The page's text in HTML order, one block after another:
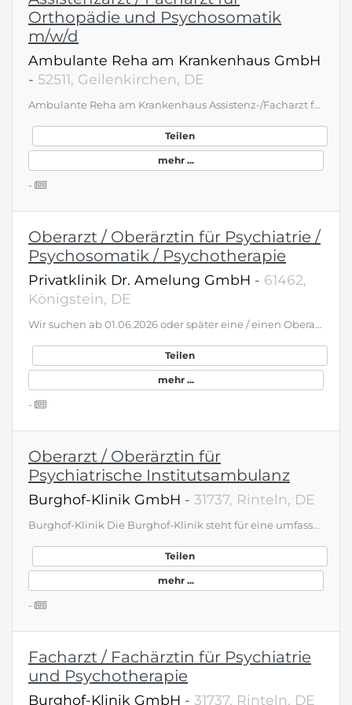
Orthopädie und Psychosomatik
m/w/d
Ambulante Reha am Krankenhaus GmbH
- 52511, Geilenkirchen, DE
Ambulante Reha am Krankenhaus Assistenz-/Facharzt für Orthopädie (m/w/d) Facharzt/Oberarzt für Psychosomatik (m/w/d) Voll-/Teilzeit - Standort Geilenkirchen - Ambulante Rehabiltitation - Weiterbildungsermächtigung Sozialmedizin - Kein Schicht- oder Wochenenddienst - Flexible Arbeitszeiten zwischen 07:30 und 16:30 Uhr Einblicke, Team &amp; offene Stellen www.reha-geilenkirchen.de
Teilen
mehr ...
-
Oberarzt / Oberärztin für Psychiatrie /
Psychosomatik / Psychotherapie
Privatklinik Dr. Amelung GmbH - 61462,
Königstein, DE
Wir suchen ab 01.06.2026 oder später eine / einen Oberarzt / -ärztin in Teil- oder Vollzeit zur Verstärkung unseres medizinisch-therapeutischen Teams. Wir sind ein renommiertes Akutkrankenhaus für Psychiatrie, Psychosomatik und Psychotherapie mit exzellenter Ausstattung, hoher Behandlungsqualität und einem außergewöhnlich wertschätzenden Arbeitsklima. Bei sehr guter personeller Besetzung bieten wir das gesamte Spektrum moderner psychiatrischer und psychotherapeutischer Therapieverfahren an. Innovation ist für uns gelebter Bestandteil der Behandlung: Dazu gehört auch der Einsatz zukunftsweisender Verfahren wie der transkraniellen Magnetstimulation. Unser Anspruch ist eine Behandlung unserer PatientInnen auf höchstem fachlichem Niveau - individuell, wirksam und menschlich zugewandt. Ein respektvoller, vertrauensvoller Umgang mit PatientInnen und Mitarbeitenden prägt dabei unser tägliches Handeln. Wir bieten eine interessante und anspruchsvolle oberärztliche Tätigkeit mit Gestaltungsspielraum, kollegialer Zusammenarbeit und sehr guten Arbeitsbedingungen in einem familiären Umfeld. Sie erwartet eine Ihren Qualifikationen entsprechende Vergütung sowie ein Arbeitsplatz, an dem fachliche Qualität, Innovation und Menschlichkeit gleichermaßen zählen. Weitere Informationen erhalten Sie gerne auf unserer Internetseite (www.klinik-amelung.de) oder im persönlichen Kontakt. Ihre Bewerbung richten Sie bitte an: Dr. Christian Frischholz, Chefarzt Privatklinik Dr. Amelung Altkönigstraße 16, 61462 Königstein, Tel.: 06174 298-0 www.klinik-amelung.de - bewerbung@klinik-amelung.de
Teilen
mehr ...
-
Oberarzt / Oberärztin für
Psychiatrische Institutsambulanz
Burghof-Klinik GmbH - 31737, Rinteln, DE
Burghof-Klinik Die Burghof-Klinik steht für eine umfassende, moderne Versorgung in der Psychiatrie und Psychosomatik. Insgesamt betreuen wir 274 Patientinnen und Patienten im stationären und teilstationären Bereich. Unsere psychiatrische Abteilung verfügt über 119 Betten sowie 57 tagesklinische Plätze und wird durch zwei Institutsambulanzen ergänzt. In der psychosomatischen Abteilung stehen 83 Betten und 15 tagesklinische Plätze zur Verfügung. Unser diagnostisches und therapeutisches Spektrum umfasst das gesamte Spektrum beider Fachbereiche. Dabei verfolgen wir ein integratives Behandlungskonzept: Tiefenpsychologische, kognitiv-verhaltenstherapeutische sowie körper- und erlebnisorientierte Verfahren verbinden wir systematisch miteinander. Grundlage unseres Handelns ist ein moderner, leitlinien- und störungsorientierter Therapieansatz – stets mit dem Menschen in seiner Gesamtheit im Blick. Zur Unterstützung unseres multiprofessionellen Teams suchen wir an den Standorten Stadthagen und Rinteln: Oberarzt, Facharzt, Assistenzarzt in fortgeschrittener Facharztausbildung im Fach Psychiatrie/Psychosomatik und Psychotherapie (m/w/d) Kontakt &amp; Bewerbung Wir freuen uns auf Ihre Bewerbung per E-Mail an: personal@burghof-klinik.de. Haben Sie vorab Fragen oder möchten uns einfach persönlich kennenlernen? Dann stehen wir Ihnen gerne auch telefonisch unter 05751 940-620 zur Verfügung. BEWERBUNG AN Personalabteilung Virchowstr. 5 31737 Rinteln 05751 - 940 620 www.burghof-klinik.de/freie-Stellen
Teilen
mehr ...
-
Facharzt / Fachärztin für Psychiatrie
und Psychotherapie
Burghof-Klinik GmbH - 31737, Rinteln, DE